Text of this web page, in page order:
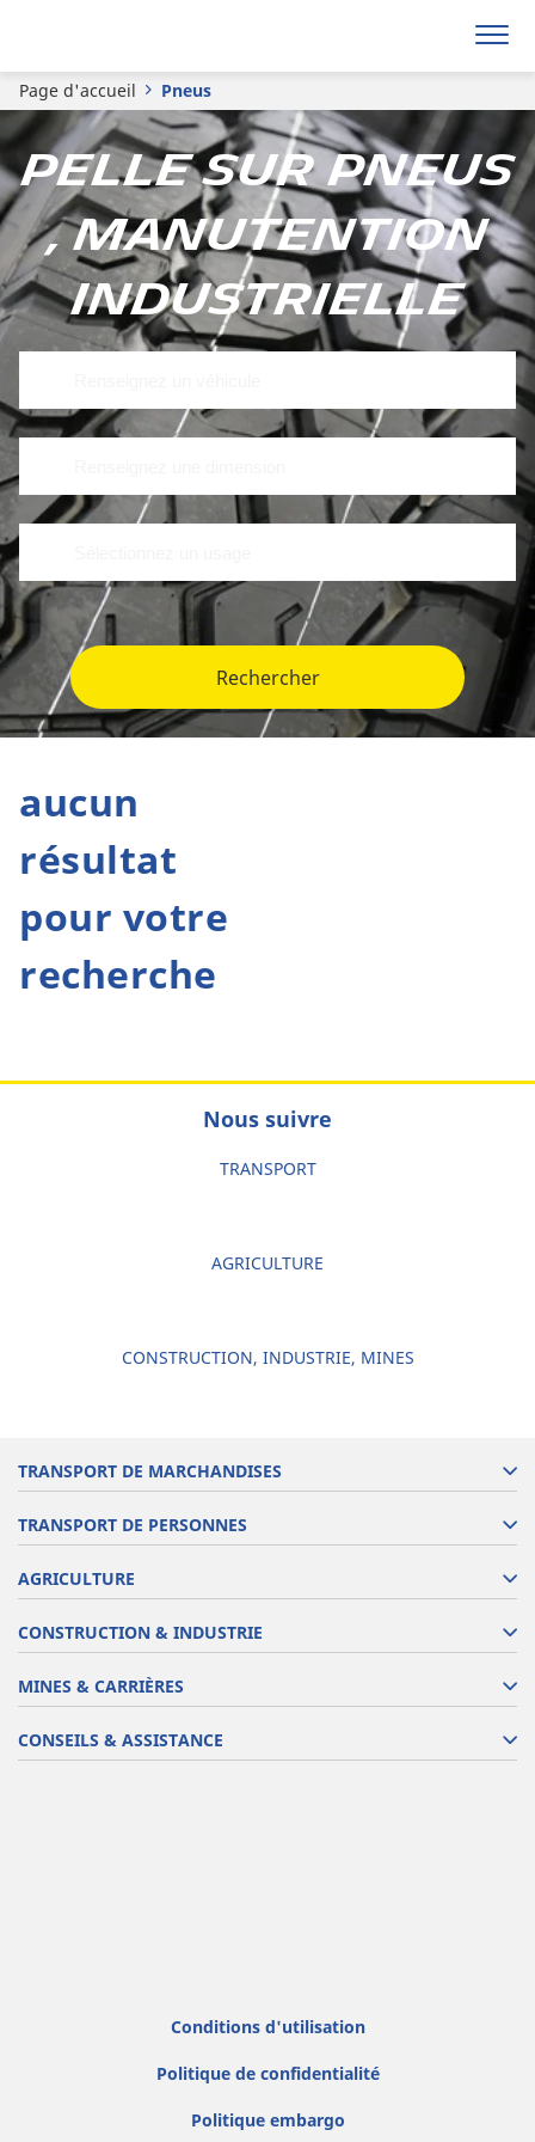
Page d'accueil Pneus
Pelle sur pneus
, Manutention
Industrielle
Rechercher
aucun
résultat
pour votre
recherche
Nous suivre
TRANSPORT
AGRICULTURE
CONSTRUCTION, INDUSTRIE, MINES
TRANSPORT DE MARCHANDISES
TRANSPORT DE PERSONNES
AGRICULTURE
CONSTRUCTION & INDUSTRIE
MINES & CARRIÈRES
CONSEILS & ASSISTANCE
Conditions d'utilisation
Politique de confidentialité
Politique embargo